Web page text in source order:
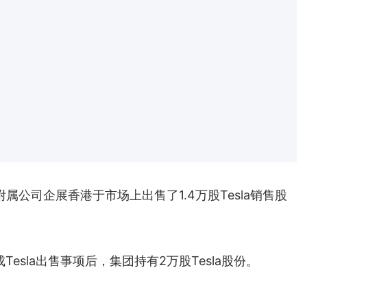
公司企展香港于市场上出售了1.4万股Tesla销售股
出售事项后，集团持有2万股Tesla股份。